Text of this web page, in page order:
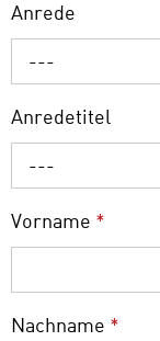
Anrede
---
Anredetitel
---
Vorname *
Nachname *